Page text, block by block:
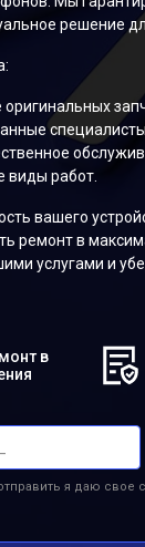
решение
виды работ.
вашего
ремонт в
услугами и
в
я даю свое